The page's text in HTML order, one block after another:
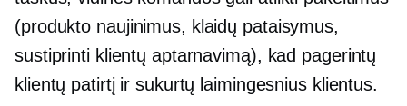
(produkto naujinimus, klaidų pataisymus,
sustiprinti klientų aptarnavimą), kad pagerintų
klientų patirtį ir sukurtų laimingesnius klientus.